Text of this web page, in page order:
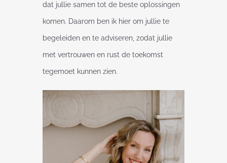
dat jullie samen tot de beste oplossingen
komen. Daarom ben ik hier om jullie te
begeleiden en te adviseren, zodat jullie
met vertrouwen en rust de toekomst
tegemoet kunnen zien.